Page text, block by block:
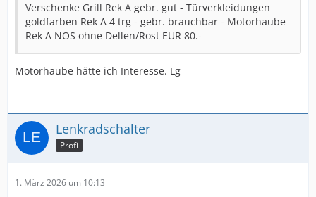
Verschenke Grill Rek A gebr. gut - Türverkleidungen
goldfarben Rek A 4 trg - gebr. brauchbar - Motorhaube
Rek A NOS ohne Dellen/Rost EUR 80.-
Motorhaube hätte ich Interesse. Lg
Lenkradschalter
Profi
1. März 2026 um 10:13